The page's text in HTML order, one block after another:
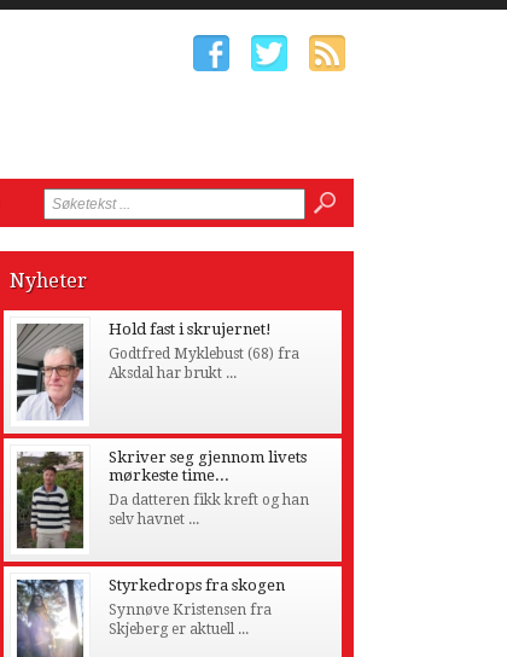
Nyheter
Hold fast i skrujernet!
Godtfred Myklebust (68) fra
Aksdal har brukt ...
Skriver seg gjennom livets
mørkeste time...
Da datteren fikk kreft og han
selv havnet ...
Styrkedrops fra skogen
Synnøve Kristensen fra
Skjeberg er aktuell ...